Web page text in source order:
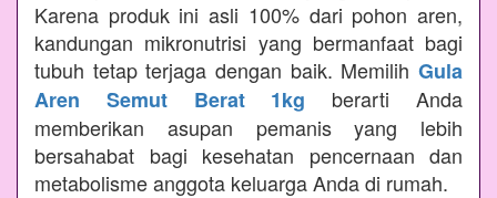
Karena produk ini asli 100% dari pohon aren,
kandungan mikronutrisi yang bermanfaat bagi
tubuh tetap terjaga dengan baik. Memilih Gula
Aren Semut Berat 1kg berarti Anda
memberikan asupan pemanis yang lebih
bersahabat bagi kesehatan pencernaan dan
metabolisme anggota keluarga Anda di rumah.